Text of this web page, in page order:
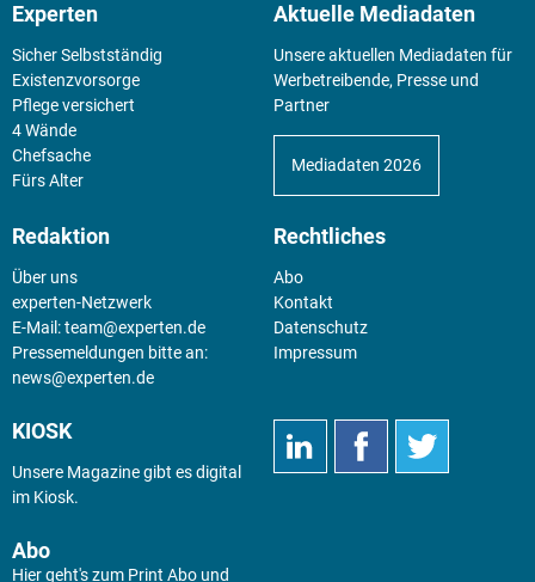
Experten
Sicher Selbstständig
Existenz­vorsorge
Pflege versichert
4 Wände
Chefsache
Fürs Alter
Aktuelle Mediadaten
Unsere aktuellen Mediadaten für
Werbetreibende, Presse und
Partner
Mediadaten 2026
Redaktion
Über uns
experten-Netzwerk
E-Mail:team@experten.de
Pressemeldungen bitte an:
news@experten.de
Rechtliches
Abo
Kontakt
Datenschutz
Impressum
KIOSK
Unsere Magazine gibt es digital
im Kiosk.
Abo
Hier geht's zum Print Abo und